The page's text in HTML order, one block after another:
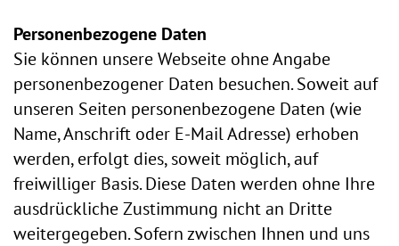
Personenbezogene Daten
Sie können unsere Webseite ohne Angabe
personenbezogener Daten besuchen. Soweit auf
unseren Seiten personenbezogene Daten (wie
Name, Anschrift oder E-Mail Adresse) erhoben
werden, erfolgt dies, soweit möglich, auf
freiwilliger Basis. Diese Daten werden ohne Ihre
ausdrückliche Zustimmung nicht an Dritte
weitergegeben. Sofern zwischen Ihnen und uns